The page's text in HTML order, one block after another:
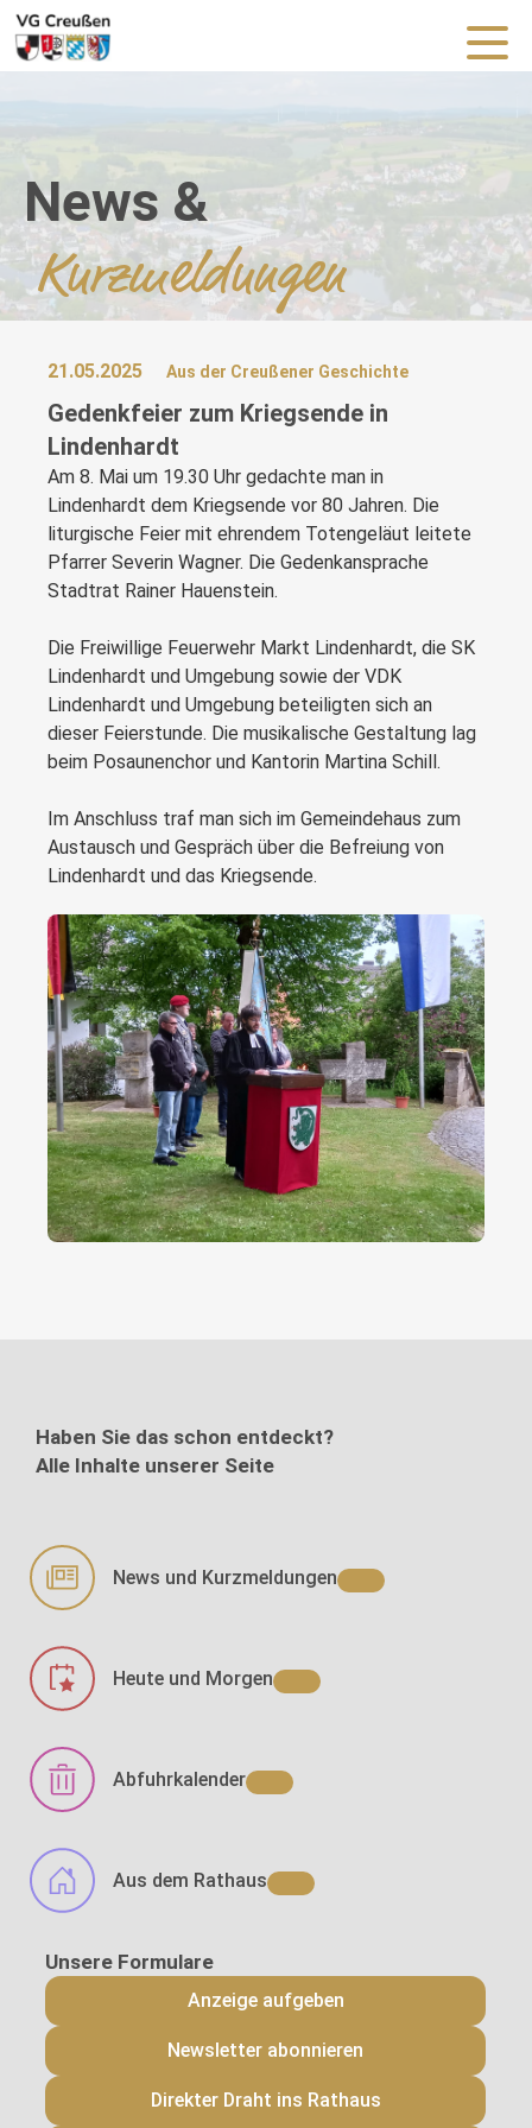
News &
Kurzmeldungen
21.05.2025 Aus der Creußener Geschichte
Gedenkfeier zum Kriegsende in
Lindenhardt
Am 8. Mai um 19.30 Uhr gedachte man in
Lindenhardt dem Kriegsende vor 80 Jahren. Die
liturgische Feier mit ehrendem Totengeläut leitete
Pfarrer Severin Wagner. Die Gedenkansprache
Stadtrat Rainer Hauenstein.
Die Freiwillige Feuerwehr Markt Lindenhardt, die SK
Lindenhardt und Umgebung sowie der VDK
Lindenhardt und Umgebung beteiligten sich an
dieser Feierstunde. Die musikalische Gestaltung lag
beim Posaunenchor und Kantorin Martina Schill.
Im Anschluss traf man sich im Gemeindehaus zum
Austausch und Gespräch über die Befreiung von
Lindenhardt und das Kriegsende.
Haben Sie das schon entdeckt?
Alle Inhalte unserer Seite
News und Kurzmeldungen
Heute und Morgen
Abfuhrkalender
Aus dem Rathaus
Anzeige aufgeben
Newsletter abonnieren
Direkter Draht ins Rathaus